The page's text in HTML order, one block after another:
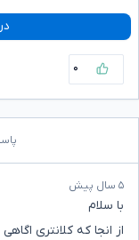
۰
۵ سال پیش
با سلام
از انجا که کلانتری